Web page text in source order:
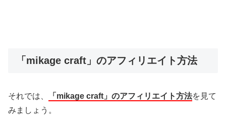
「mikage craft」のアフィリエイト方法
それでは、 「mikage craft」のアフィリエイト方法を見て
みましょう。